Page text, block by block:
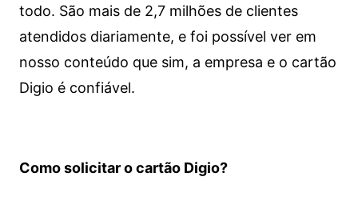
todo. São mais de 2,7 milhões de clientes
atendidos diariamente, e foi possível ver em
nosso conteúdo que sim, a empresa e o cartão
Digio é confiável.
Como solicitar o cartão Digio?